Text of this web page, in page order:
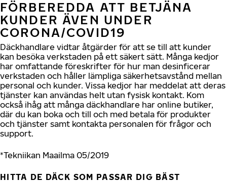
FÖRBEREDDA ATT BETJÄNA
KUNDER ÄVEN UNDER
CORONA/COVID19
Däckhandlare vidtar åtgärder för att se till att kunder
kan besöka verkstaden på ett säkert sätt. Många kedjor
har omfattande föreskrifter för hur man desinficerar
verkstaden och håller lämpliga säkerhetsavstånd mellan
personal och kunder. Vissa kedjor har meddelat att deras
tjänster kan användas helt utan fysisk kontakt. Kom
också ihåg att många däckhandlare har online butiker,
där du kan boka och till och med betala för produkter
och tjänster samt kontakta personalen för frågor och
support.
*Tekniikan Maailma 05/2019
HITTA DE DÄCK SOM PASSAR DIG BÄST